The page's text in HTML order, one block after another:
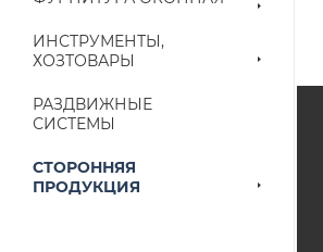
ИНСТРУМЕНТЫ,
ХОЗТОВАРЫ
РАЗДВИЖНЫЕ
СИСТЕМЫ
СТОРОННЯЯ
ПРОДУКЦИЯ